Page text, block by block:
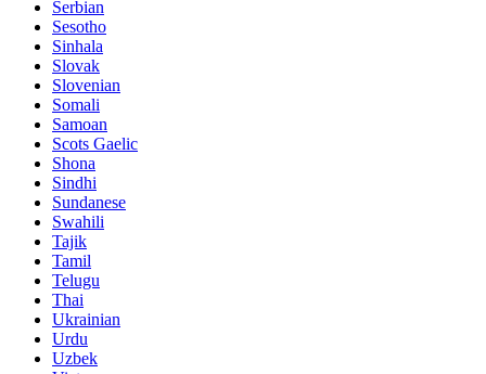
Serbian
Sesotho
Sinhala
Slovak
Slovenian
Somali
Samoan
Scots Gaelic
Shona
Sindhi
Sundanese
Swahili
Tajik
Tamil
Telugu
Thai
Ukrainian
Urdu
Uzbek